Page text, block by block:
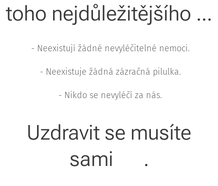
toho nejdůležitějšího ...
- Neexistují žádné nevyléčitelné nemoci.
- Neexistuje žádná zázračná pilulka.
- Nikdo se nevyléčí za nás.
Uzdravit se musíte
sami 💪.